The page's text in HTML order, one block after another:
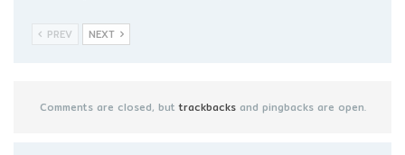
PREV NEXT
Comments are closed, buttrackbacksand pingbacks are open.